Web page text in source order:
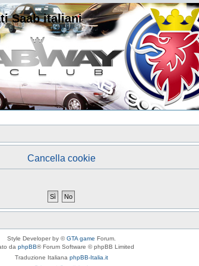
Saab italiani
Cancella cookie
Style Developer by ©GTA game Forum.
da phpBB® Forum Software © phpBB Limited
Traduzione Italiana phpBB-Italia.it